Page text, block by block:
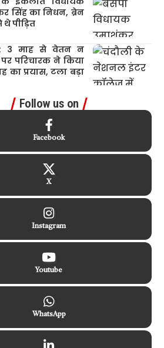
सिंह का निधन, ब्रेन
पीड़ित
3 माह से वेतन न
परिचारक ने किया
का प्रयास, टला बड़ा
Follow us on
Facebook
X
Instagram
Youtube
WhatsApp